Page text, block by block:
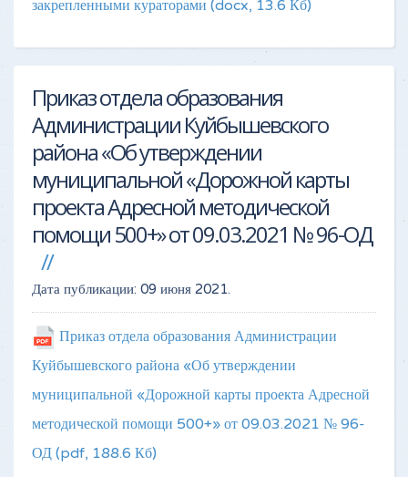
закрепленными кураторами (docx, 13.6 Кб)
Приказ отдела образования
Администрации Куйбышевского
района «Об утверждении
муниципальной «Дорожной карты
проекта Адресной методической
помощи 500+» от 09.03.2021 № 96-ОД
Дата публикации: 09 июня 2021.
Приказ отдела образования Администрации
Куйбышевского района «Об утверждении
муниципальной «Дорожной карты проекта Адресной
методической помощи 500+» от 09.03.2021 № 96-
ОД (pdf, 188.6 Кб)